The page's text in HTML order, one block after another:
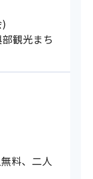
観光まち
料、二人